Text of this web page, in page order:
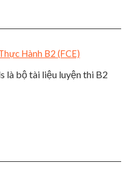
Hành B2 (FCE)
là bộ tài liệu luyện thi B2